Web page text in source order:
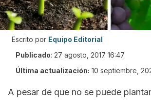
Escrito por Equipo Editorial
Publicado: 27 agosto, 2017 16:47
Última actualización: 10 septiembre,
A pesar de que no se puede